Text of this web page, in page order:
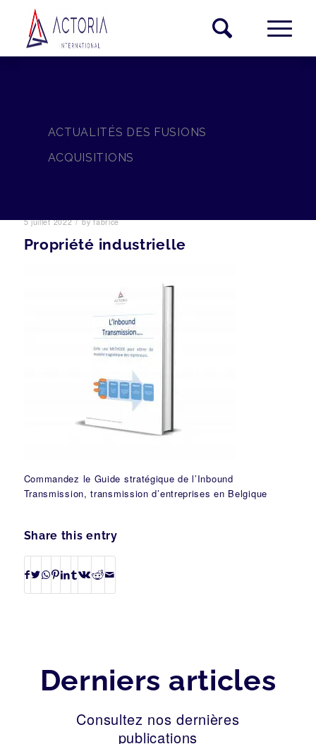
ACTUALITÉS DES FUSIONS
ACQUISITIONS
5 juillet 2022 / byfabrice
Propriété industrielle
Commandez le Guide stratégique de l’Inbound
Transmission, transmission d’entreprises en Belgique
Share this entry
Derniers articles
Consultez nos dernières
publications